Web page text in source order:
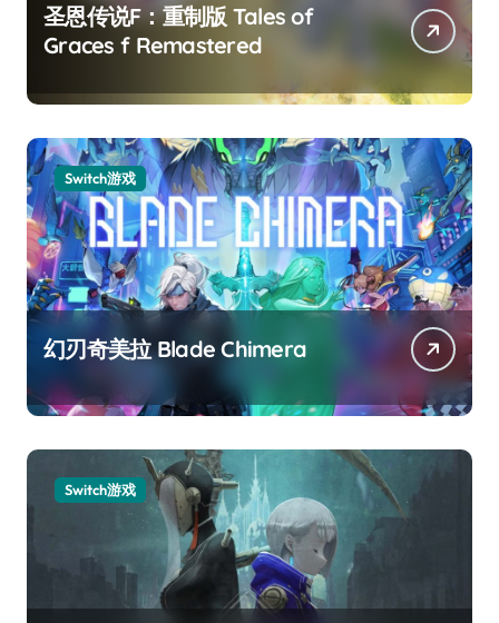
圣恩传说F：重制版 Tales of
Graces f Remastered
Switch游戏
幻刃奇美拉 Blade Chimera
Switch游戏